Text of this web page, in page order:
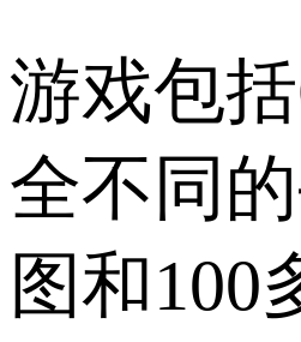
游戏包
全不同
图和100